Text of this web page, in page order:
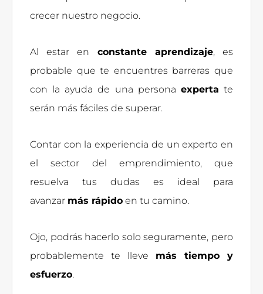
crecer nuestro negocio.
Al estar en constante aprendizaje, es
probable que te encuentres barreras que
con la ayuda de una persona experta te
serán más fáciles de superar.
Contar con la experiencia de un experto en
el sector del emprendimiento, que
resuelva tus dudas es ideal para
avanzar más rápido en tu camino.
Ojo, podrás hacerlo solo seguramente, pero
probablemente te lleve más tiempo y
esfuerzo.